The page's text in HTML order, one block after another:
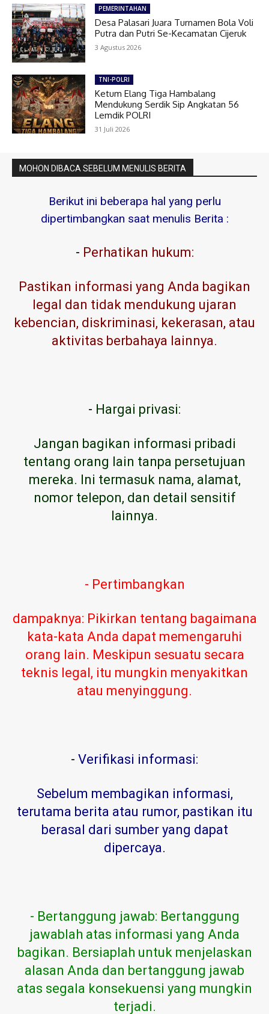
PEMERINTAHAN
Desa Palasari Juara Turnamen Bola Voli
Putra dan Putri Se-Kecamatan Cijeruk
3 Agustus 2026
TNI-POLRI
Ketum Elang Tiga Hambalang
Mendukung Serdik Sip Angkatan 56
Lemdik POLRI
31 Juli 2026
MOHON DIBACA SEBELUM MENULIS BERITA
Berikut ini beberapa hal yang perlu
dipertimbangkan saat menulis Berita :
- Perhatikan hukum:
Pastikan informasi yang Anda bagikan
legal dan tidak mendukung ujaran
kebencian, diskriminasi, kekerasan, atau
aktivitas berbahaya lainnya.
- Hargai privasi:
Jangan bagikan informasi pribadi
tentang orang lain tanpa persetujuan
mereka. Ini termasuk nama, alamat,
nomor telepon, dan detail sensitif
lainnya.
- Pertimbangkan
dampaknya: Pikirkan tentang bagaimana
kata-kata Anda dapat memengaruhi
orang lain. Meskipun sesuatu secara
teknis legal, itu mungkin menyakitkan
atau menyinggung.
- Verifikasi informasi:
Sebelum membagikan informasi,
terutama berita atau rumor, pastikan itu
berasal dari sumber yang dapat
dipercaya.
- Bertanggung jawab: Bertanggung
jawablah atas informasi yang Anda
bagikan. Bersiaplah untuk menjelaskan
alasan Anda dan bertanggung jawab
atas segala konsekuensi yang mungkin
terjadi.